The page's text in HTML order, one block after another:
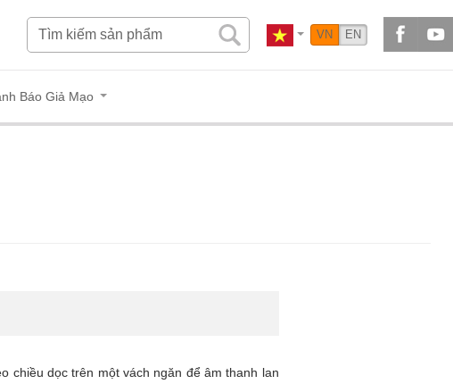
VN EN
Báo Giả Mạo
chiều dọc trên một vách ngăn để âm thanh lan